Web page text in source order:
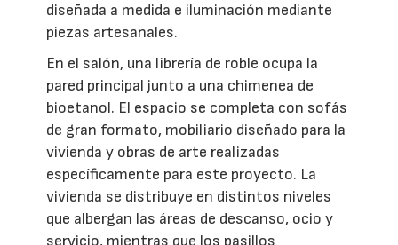
diseñada a medida e iluminación mediante
piezas artesanales.
En el salón, una librería de roble ocupa la
pared principal junto a una chimenea de
bioetanol. El espacio se completa con sofás
de gran formato, mobiliario diseñado para la
vivienda y obras de arte realizadas
específicamente para este proyecto. La
vivienda se distribuye en distintos niveles
que albergan las áreas de descanso, ocio y